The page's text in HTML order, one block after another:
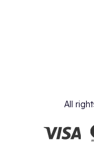
All